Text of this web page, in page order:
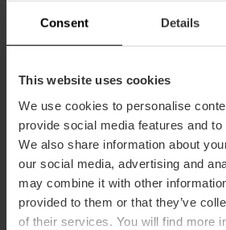
Consent Details
This website uses cookies
We use cookies to personalise
provide social media features and to
We also share information about
our social media, advertising and
may combine it with other
provided to them or that they’ve
of their services. You will find more
Aprovecha las
los Tops
¡Te lo ponemos fácil! Aquí tienes
los viajeros que vienen a disfrutar
València